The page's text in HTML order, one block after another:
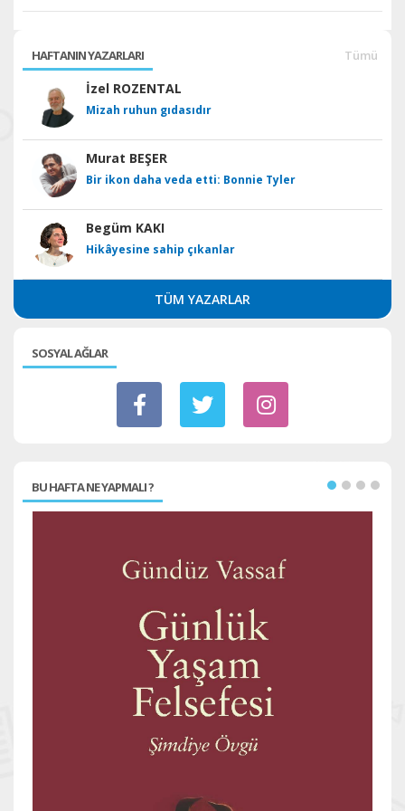
HAFTANIN YAZARLARI Tümü
İzel ROZENTAL
Mizah ruhun gıdasıdır
Murat BEŞER
Bir ikon daha veda etti: Bonnie Tyler
Begüm KAKI
Hikâyesine sahip çıkanlar
TÜM YAZARLAR
SOSYAL AĞLAR
BU HAFTA NE YAPMALI ?